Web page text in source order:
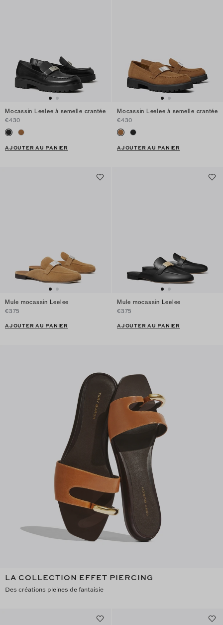
Mocassin Leelee à semelle crantée
€430
AJOUTER AU PANIER
Mocassin Leelee à semelle crantée
€430
AJOUTER AU PANIER
Mule mocassin Leelee
€375
AJOUTER AU PANIER
Mule mocassin Leelee
€375
AJOUTER AU PANIER
LA COLLECTION EFFET PIERCING
Des créations pleines de fantaisie